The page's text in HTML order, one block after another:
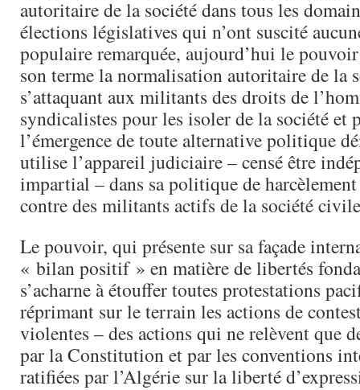
autoritaire de la société dans tous les
élections législatives qui n’ont suscité
populaire remarquée, aujourd’hui le
son terme la normalisation autoritaire de la
s’attaquant aux militants des droits de
syndicalistes pour les isoler de la société et
l’émergence de toute alternative politique
utilise l’appareil judiciaire – censé être
impartial – dans sa politique de
contre des militants actifs de la société
Le pouvoir, qui présente sur sa façade
« bilan positif » en matière de libertés
s’acharne à étouffer toutes protestations
réprimant sur le terrain les actions de
violentes – des actions qui ne relèvent que
par la Constitution et par les conventions
ratifiées par l’Algérie sur la liberté